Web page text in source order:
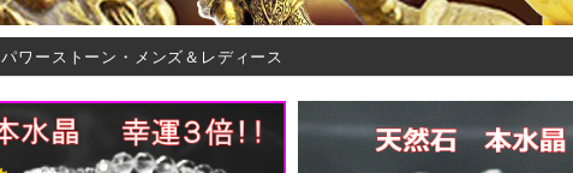
パワーストーン・メンズ＆レディース